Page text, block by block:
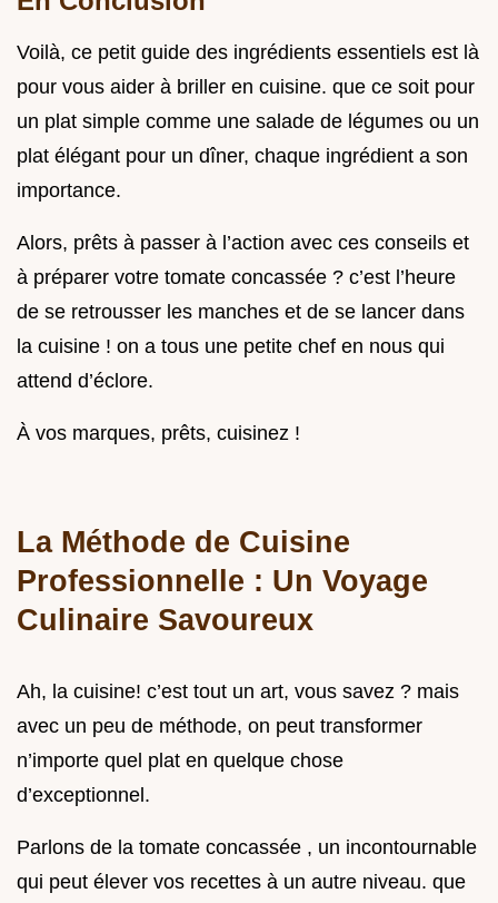
Voilà, ce petit guide des ingrédients essentiels est là
pour vous aider à briller en cuisine. que ce soit pour
un plat simple comme une salade de légumes ou un
plat élégant pour un dîner, chaque ingrédient a son
importance.
Alors, prêts à passer à l’action avec ces conseils et
à préparer votre tomate concassée ? c’est l’heure
de se retrousser les manches et de se lancer dans
la cuisine ! on a tous une petite chef en nous qui
attend d’éclore.
À vos marques, prêts, cuisinez !
La Méthode de Cuisine
Professionnelle : Un Voyage
Culinaire Savoureux
Ah, la cuisine! c’est tout un art, vous savez ? mais
avec un peu de méthode, on peut transformer
n’importe quel plat en quelque chose
d’exceptionnel.
Parlons de la tomate concassée , un incontournable
qui peut élever vos recettes à un autre niveau. que